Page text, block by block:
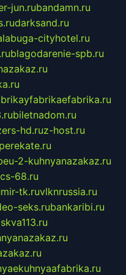
jun.rubandamn.ru
darksand.ru
cityhotel.ru
blagodarenie-spb.ru
biletnadom.ru
hd.ruz-host.ru
2-kuhnyanazakaz.ru
cs-68.ru
mir-tk.ruvlknrussia.ru
seks.rubankaribi.ru